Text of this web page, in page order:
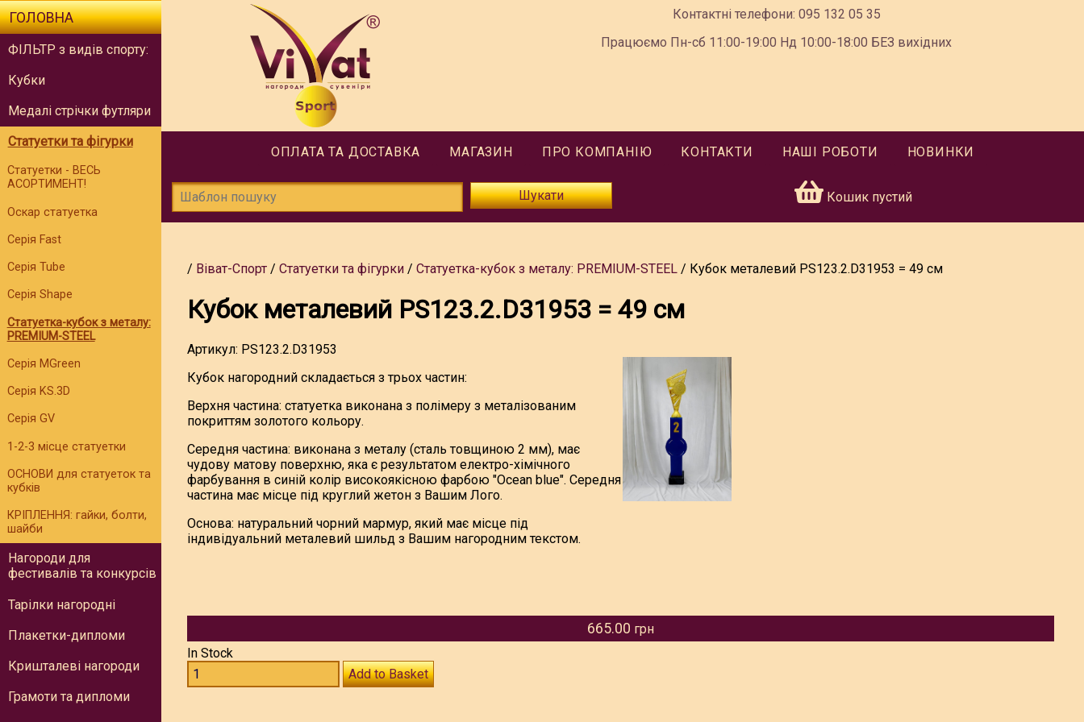
Контактні телефони: 095 132 05 35
Працюємо Пн-сб 11:00-19:00 Нд 10:00-18:00 БЕЗ вихідних
ОПЛАТА ТА ДОСТАВКА МАГАЗИН ПРО КОМПАНІЮ КОНТАКТИ НАШІ РОБОТИ НОВИНКИ
Шукати Кошик пустий
ГОЛОВНА
ФІЛЬТР з видів спорту:
Кубки
Медалі стрічки футляри
Статуетки та фігурки
Статуетки - ВЕСЬ
АСОРТИМЕНТ!
Оскар статуетка
Серія Fast
Серія Tube
Серія Shape
Статуетка-кубок з металу:
PREMIUM-STEEL
Серія MGreen
Серія KS.3D
Серія GV
1-2-3 місце статуетки
ОСНОВИ для статуеток та
кубків
КРІПЛЕННЯ: гайки, болти,
шайби
Нагороди для
фестивалів та конкурсів
Тарілки нагородні
Плакетки-дипломи
Кришталеві нагороди
Грамоти та дипломи
Віват-Спорт Статуетки та фігурки Статуетка-кубок з металу: PREMIUM-STEEL Кубок металевий PS123.2.D31953 = 49 см
Кубок металевий PS123.2.D31953 = 49 см
Артикул: PS123.2.D31953
Кубок нагородний складається з трьох частин:
Верхня частина: статуетка виконана з полімеру з металізованим
покриттям золотого кольору.
Середня частина: виконана з металу (сталь товщиною 2 мм), має
чудову матову поверхню, яка є результатом електро-хімічного
фарбування в синій колір високоякісною фарбою "Ocean blue". Середня
частина має місце під круглий жетон з Вашим Лого.
Основа: натуральний чорний мармур, який має місце під
індивідуальний металевий шильд з Вашим нагородним текстом.
665.00 грн
In Stock
Add to Basket